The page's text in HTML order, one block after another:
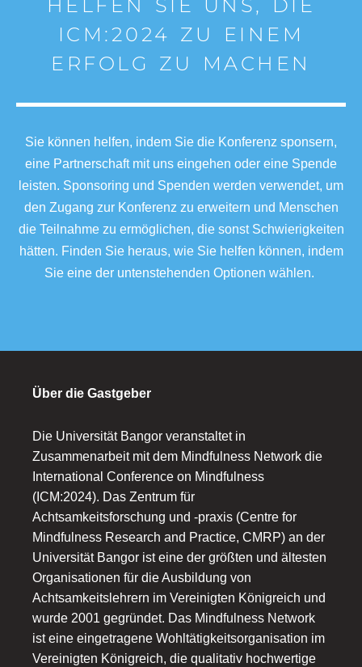
HELFEN SIE UNS, DIE
ICM:2024 ZU EINEM
ERFOLG ZU MACHEN
Sie können helfen, indem Sie die Konferenz sponsern,
eine Partnerschaft mit uns eingehen oder eine Spende
leisten. Sponsoring und Spenden werden verwendet, um
den Zugang zur Konferenz zu erweitern und Menschen
die Teilnahme zu ermöglichen, die sonst Schwierigkeiten
hätten. Finden Sie heraus, wie Sie helfen können, indem
Sie eine der untenstehenden Optionen wählen.
Über die Gastgeber
Die Universität Bangor veranstaltet in
Zusammenarbeit mit dem Mindfulness Network die
International Conference on Mindfulness
(ICM:2024). Das Zentrum für
Achtsamkeitsforschung und -praxis (Centre for
Mindfulness Research and Practice, CMRP) an der
Universität Bangor ist eine der größten und ältesten
Organisationen für die Ausbildung von
Achtsamkeitslehrern im Vereinigten Königreich und
wurde 2001 gegründet. Das Mindfulness Network
ist eine eingetragene Wohltätigkeitsorganisation im
Vereinigten Königreich, die qualitativ hochwertige